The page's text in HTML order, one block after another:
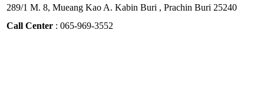
289/1 M. 8, Mueang Kao A. Kabin Buri , Prachin Buri 25240
Call Center : 065-969-3552